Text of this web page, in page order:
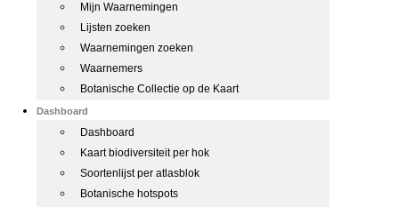
Mijn Waarnemingen
Lijsten zoeken
Waarnemingen zoeken
Waarnemers
Botanische Collectie op de Kaart
Dashboard
Dashboard
Kaart biodiversiteit per hok
Soortenlijst per atlasblok
Botanische hotspots